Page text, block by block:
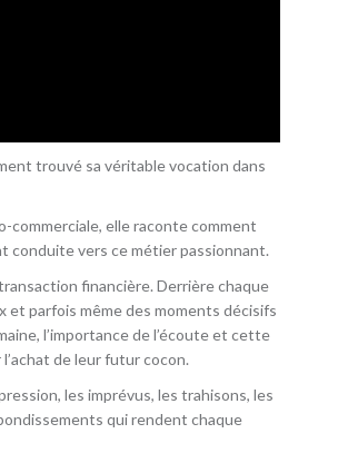
trouvé sa véritable vocation dans
commerciale, elle raconte comment
conduite vers ce métier passionnant.
financière. Derrière chaque
et parfois même des moments décisifs
l’importance de l’écoute et cette
de leur futur cocon.
les imprévus, les trahisons, les
qui rendent chaque